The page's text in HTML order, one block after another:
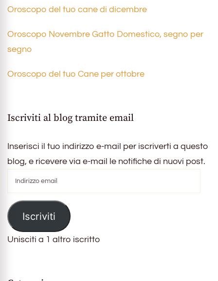
Oroscopo del tuo cane di dicembre
Oroscopo Novembre Gatto Domestico, segno per
segno
Oroscopo del tuo Cane per ottobre
Iscriviti al blog tramite email
Inserisci il tuo indirizzo e-mail per iscriverti a questo
blog, e ricevere via e-mail le notifiche di nuovi post.
email
Iscriviti
Unisciti a 1 altro iscritto